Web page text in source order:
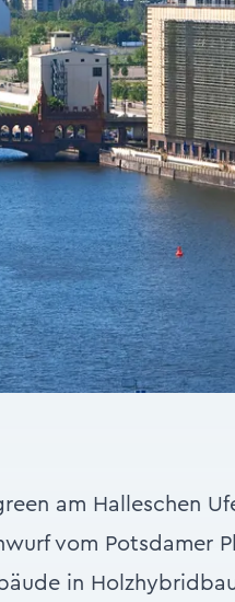
am Halleschen
vom Potsdamer
in